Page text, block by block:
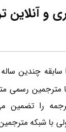
و آنلاین
سابقه چندین
مترجمین رسمی
را تضمین
با شبکه